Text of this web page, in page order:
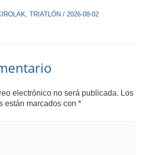
, TRIATLÓN / 2026-08-02
electrónico no será publicada. Los
están marcados con *